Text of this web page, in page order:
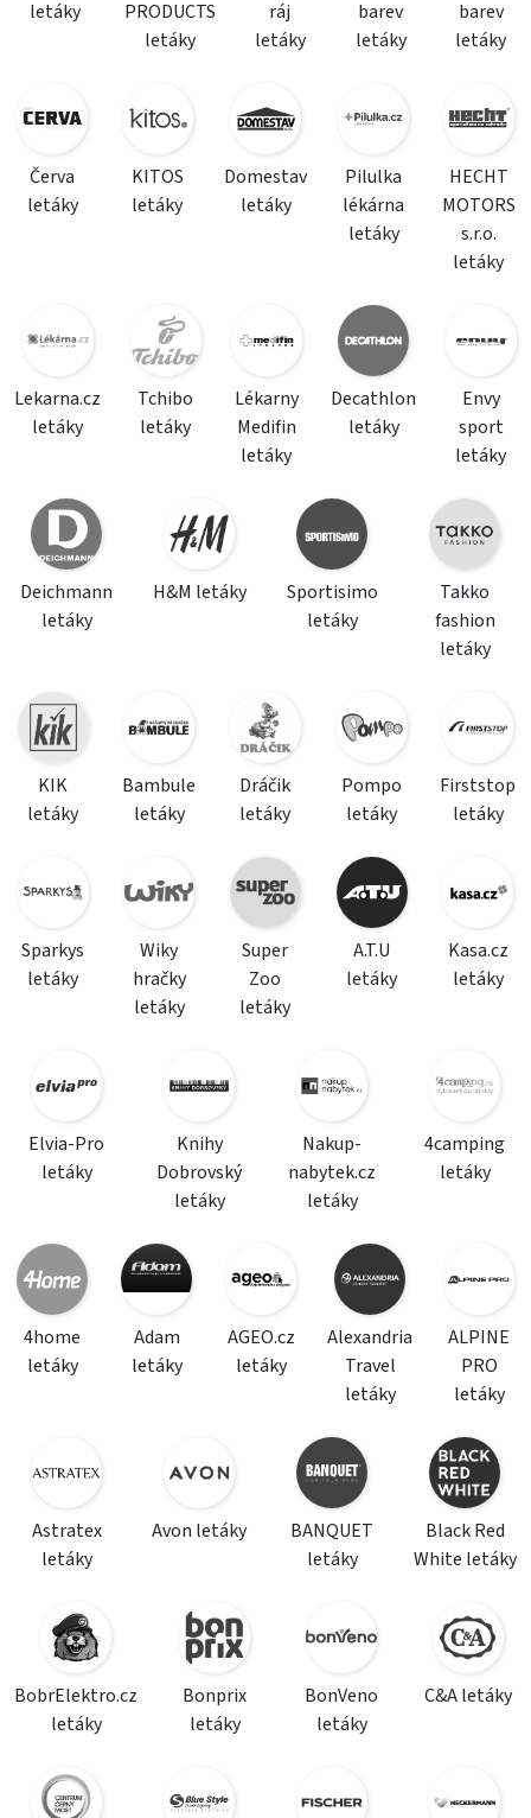
letáky
PRODUCTS
letáky
ráj
letáky
barev
letáky
barev
letáky
Červa
letáky
KITOS
letáky
Domestav
letáky
Pilulka
lékárna
letáky
HECHT
MOTORS
s.r.o.
letáky
Lekarna.cz
letáky
Tchibo
letáky
Lékarny
Medifin
letáky
Decathlon
letáky
Envy
sport
letáky
Deichmann
letáky
H&M letáky
Sportisimo
letáky
Takko
fashion
letáky
KIK
letáky
Bambule
letáky
Dráčik
letáky
Pompo
letáky
Firststop
letáky
Sparkys
letáky
Wiky
hračky
letáky
Super
Zoo
letáky
A.T.U
letáky
Kasa.cz
letáky
Elvia-Pro
letáky
Knihy
Dobrovský
letáky
Nakup-
nabytek.cz
letáky
4camping
letáky
4home
letáky
Adam
letáky
AGEO.cz
letáky
Alexandria
Travel
letáky
ALPINE
PRO
letáky
Astratex
letáky
Avon letáky
BANQUET
letáky
Black Red
White letáky
BobrElektro.cz
letáky
Bonprix
letáky
BonVeno
letáky
C&A letáky